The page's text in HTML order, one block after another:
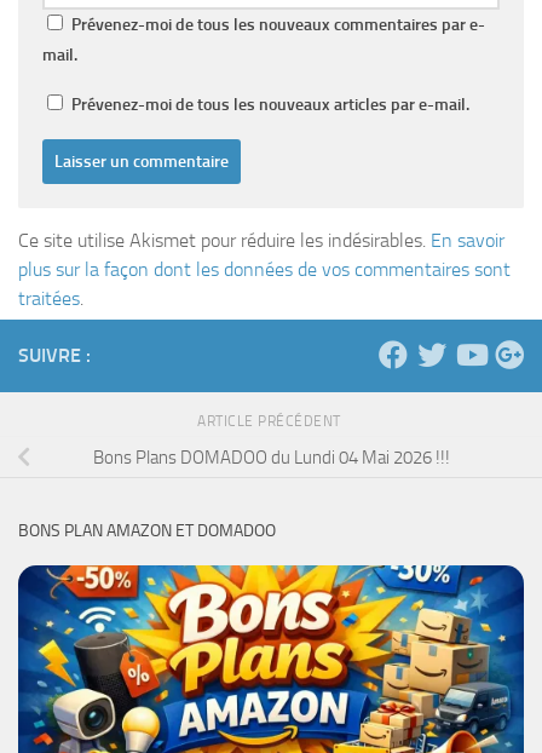
Prévenez-moi de tous les nouveaux commentaires par e-
mail.
Prévenez-moi de tous les nouveaux articles par e-mail.
Ce site utilise Akismet pour réduire les indésirables. En savoir
plus sur la façon dont les données de vos commentaires sont
traitées.
SUIVRE :
ARTICLE PRÉCÉDENT
Bons Plans DOMADOO du Lundi 04 Mai 2026 !!!
BONS PLAN AMAZON ET DOMADOO